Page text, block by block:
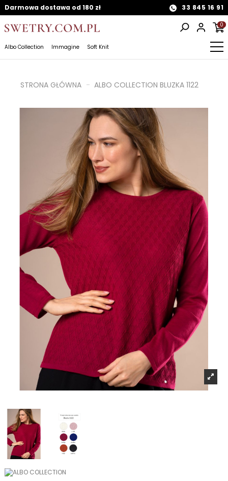
Darmowa dostawa od 180 zł 33 845 16 91
0
Albo Collection Immagine Soft Knit
STRONA GŁÓWNA ALBO COLLECTION BLUZKA 1122